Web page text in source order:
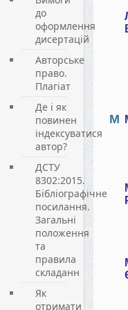
до
оформлення
дисертацій
Авторське
право.
Плагіат
Де і як
повинен
індексуватися
автор?
ДСТУ
8302:2015.
Бібліографічне
посилання.
Загальні
положення
та
правила
складанн
Як
отримати
М